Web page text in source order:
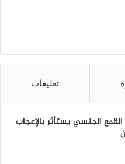
تعليقات
الجنسي يستأثر بالإعجاب